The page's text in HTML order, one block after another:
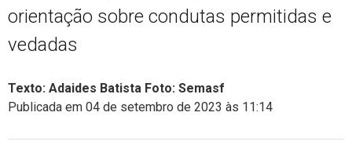
orientação sobre condutas permitidas e
vedadas
Texto: Adaides Batista Foto: Semasf
Publicada em 04 de setembro de 2023 às 11:14